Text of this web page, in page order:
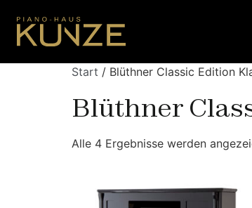
Start / Blüthner Classic Edition
Blüthner
Alle 4 Ergebnisse werden